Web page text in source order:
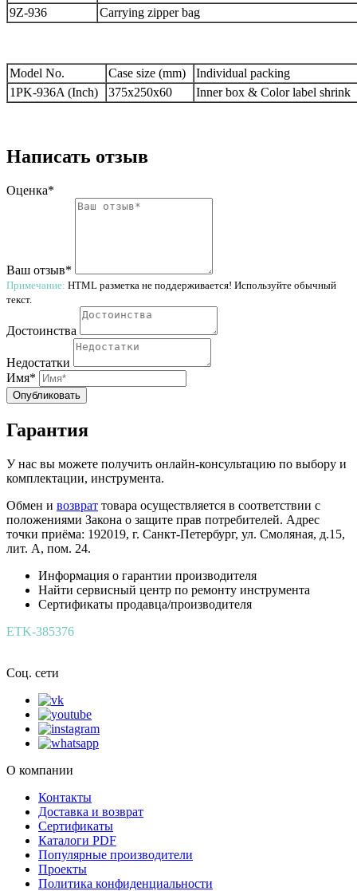
9Z-936 Carrying zipper bag
Model No. Case size (mm)
Individual packing
1PK-936A (Inch)
375x250x60 Inner box & Color label shrink
Написать отзыв
Оценка*
Ваш отзыв*
Примечание: HTML разметка не поддерживается! Используйте обычный
текст.
Достоинства
Недостатки
Имя*
Опубликовать
Гарантия
У нас вы можете получить онлайн-консультацию по выбору и
комплектации, инструмента.
Обмен и возврат товара осуществляется в соответствии с
положениями Закона о защите прав потребителей. Адрес
точки приёма: 192019, г. Санкт-Петербург, ул. Смоляная, д.15,
лит. А, пом. 24.
Информация о гарантии производителя
Найти сервисный центр по ремонту инструмента
Сертификаты продавца/производителя
ETK-385376
Соц. сети
О компании
Контакты
Доставка и возврат
Сертификаты
Каталоги PDF
Популярные производители
Проекты
Политика конфиденциальности